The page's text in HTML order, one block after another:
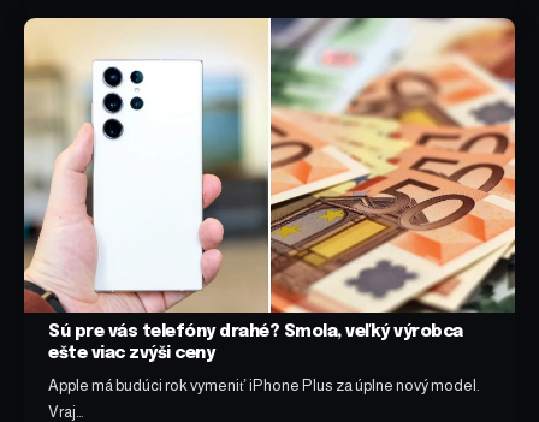
Sú pre vás telefóny drahé? Smola, veľký výrobca
ešte viac zvýši ceny
Apple má budúci rok vymeniť iPhone Plus za úplne nový model.
Vraj…